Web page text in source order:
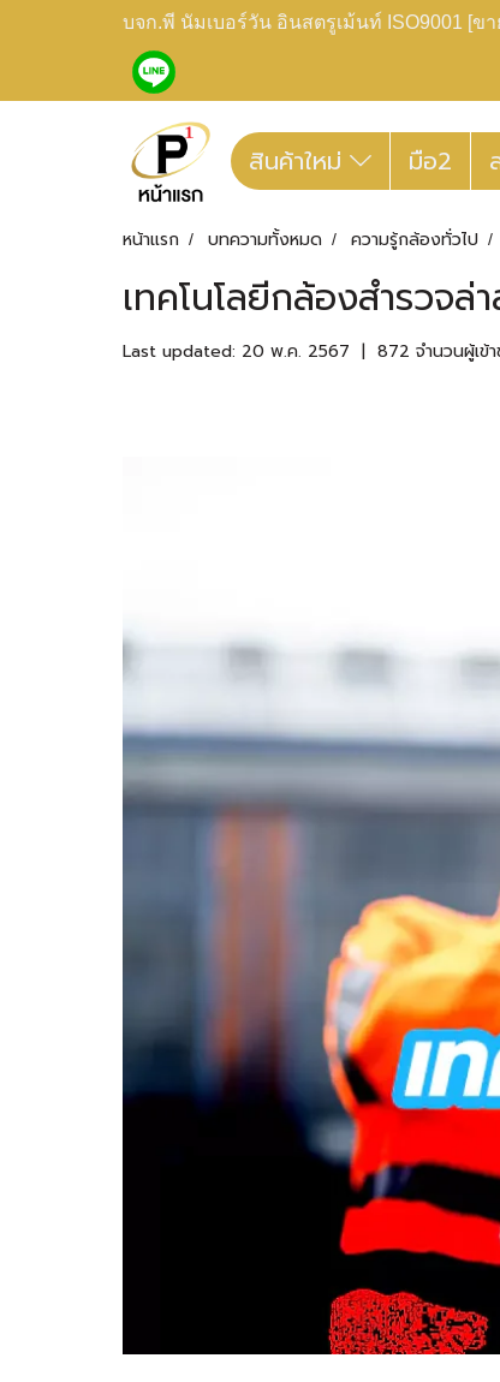
บจก.พี นัมเบอร์วัน อินสตรูเม้นท์ ISO9001 [ข
สินค้าใหม่ มือ2
หน้าแรก บทความทั้งหมด ความรู้กล้องทั่วไป
เทคโนโลยีกล้องสำรวจล่
Last updated: 20 พ.ค. 2567 | 872 จำนวนผู้เข้